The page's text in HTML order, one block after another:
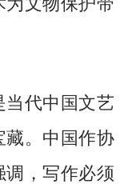
代中国文艺
。中国作协
，写作必须